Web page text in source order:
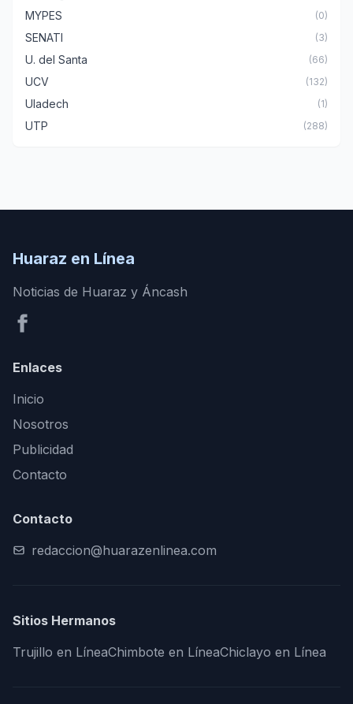
MYPES (0)
SENATI (3)
U. del Santa (66)
UCV (132)
Uladech (1)
UTP (288)
Huaraz en Línea
Noticias de Huaraz y Áncash
Enlaces
Inicio
Nosotros
Publicidad
Contacto
Contacto
redaccion@huarazenlinea.com
Sitios Hermanos
Trujillo en LíneaChimbote en LíneaChiclayo en Línea